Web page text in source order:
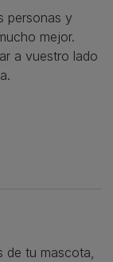
personas y
mejor.
a vuestro lado
de tu mascota,